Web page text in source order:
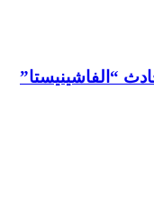
“الفاشينيستا”